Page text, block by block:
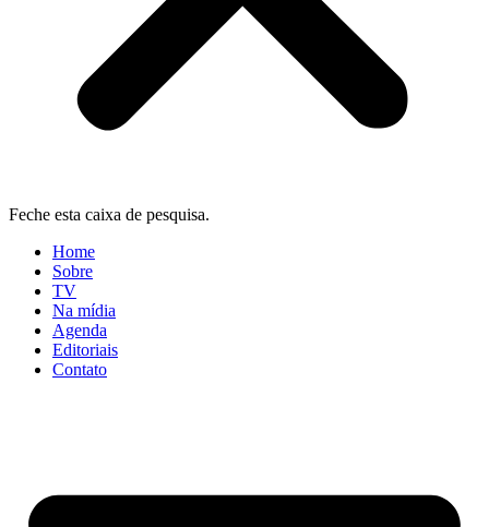
Feche esta caixa de pesquisa.
Home
Sobre
TV
Na mídia
Agenda
Editoriais
Contato